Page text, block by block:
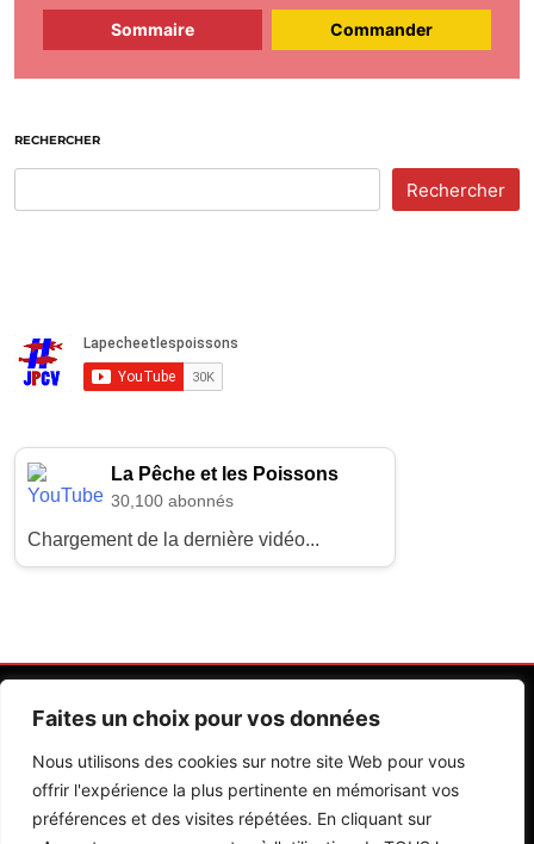
Faites un choix pour vos données
Nous utilisons des cookies sur notre site Web pour vous
offrir l'expérience la plus pertinente en mémorisant vos
préférences et des visites répétées. En cliquant sur
Sommaire Commander
RECHERCHER
Rechercher
La Pêche et les Poissons
30,100 abonnés
Chargement de la dernière vidéo...
Contactez Nos Rédactions Mentions Légales